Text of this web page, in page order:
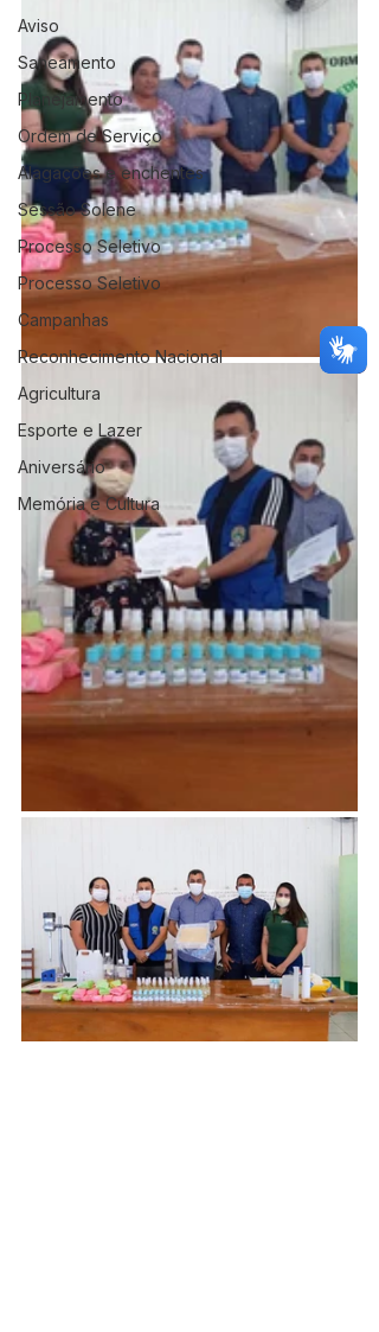
Aviso
Saneamento
Planejamento
Ordem de Serviço
Alagações e enchentes
Sessão Solene
Processo Seletivo
Processo Seletivo
Campanhas
Reconhecimento Nacional
Agricultura
Esporte e Lazer
Aniversário
Memória e Cultura